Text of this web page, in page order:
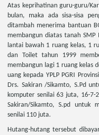
Atas keprihatinan guru-guru/
bulan, maka ada sisa-sisa
ditambah menerima bantuan
membangun diatas tanah
lantai bawah 1 ruang kelas, 1
dan Toilet tahun 1999
membangun lagi 1 ruang kelas
uang kepada YPLP PGRI
Drs. Sakiran /Sikamto, S.Pd
komputer senilai 63 juta, 16-7-
Sakiran/Sikamto, S.pd untuk
senilai 110 juta.
Hutang-hutang tersebut